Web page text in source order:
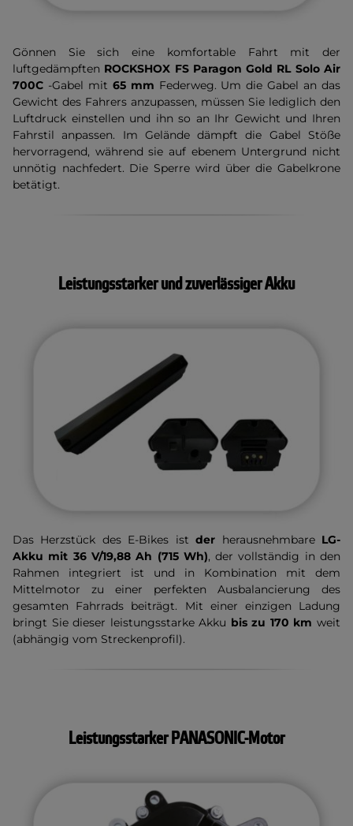
Gönnen Sie sich eine komfortable Fahrt mit der
luftgedämpften ROCKSHOX FS Paragon Gold RL Solo Air
700C -Gabel mit 65 mm Federweg. Um die Gabel an das
Gewicht des Fahrers anzupassen, müssen Sie lediglich den
Luftdruck einstellen und ihn so an Ihr Gewicht und Ihren
Fahrstil anpassen. Im Gelände dämpft die Gabel Stöße
hervorragend, während sie auf ebenem Untergrund nicht
unnötig nachfedert. Die Sperre wird über die Gabelkrone
betätigt.
Leistungsstarker und zuverlässiger Akku
Das Herzstück des E-Bikes istder herausnehmbare LG-
Akku mit 36 V/19,88 Ah (715 Wh), der vollständig in den
Rahmen integriert ist und in Kombination mit dem
Mittelmotor zu einer perfekten Ausbalancierung des
gesamten Fahrrads beiträgt. Mit einer einzigen Ladung
bringt Sie dieser leistungsstarke Akku bis zu 170 km weit
(abhängig vom Streckenprofil).
Leistungsstarker PANASONIC-Motor